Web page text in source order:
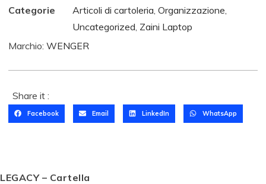
Categorie Articoli di cartoleria, Organizzazione,
Uncategorized, Zaini Laptop
Marchio: WENGER
Share it :
Facebook Email LinkedIn WhatsApp
LEGACY – Cartella